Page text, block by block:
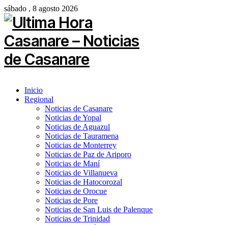
sábado , 8 agosto 2026
Inicio
Regional
Noticias de Casanare
Noticias de Yopal
Noticias de Aguazul
Noticias de Tauramena
Noticias de Monterrey
Noticias de Paz de Ariporo
Noticias de Maní
Noticias de Villanueva
Noticias de Hatocorozal
Noticias de Orocue
Noticias de Pore
Noticias de San Luis de Palenque
Noticias de Trinidad